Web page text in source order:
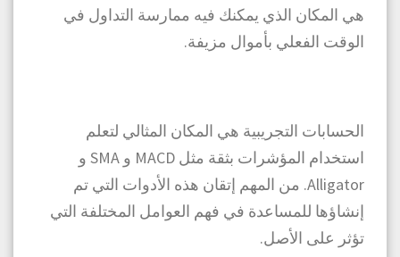
هي المكان الذي يمكنك فيه ممارسة التداول في
الوقت الفعلي بأموال مزيفة.
الحسابات التجريبية هي المكان المثالي لتعلم
استخدام المؤشرات بثقة مثل MACD و SMA و
Alligator. من المهم إتقان هذه الأدوات التي تم
إنشاؤها للمساعدة في فهم العوامل المختلفة التي
تؤثر على الأصل.